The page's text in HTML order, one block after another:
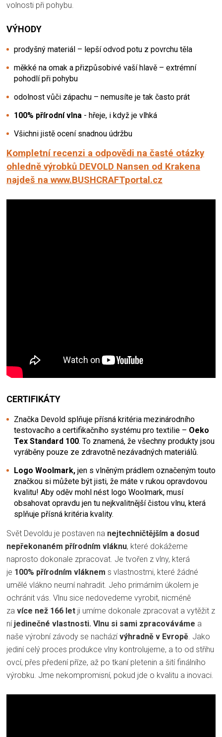
volnosti při pohybu.
VÝHODY
prodyšný materiál – lepší odvod potu z povrchu těla
měkké na omak a přizpůsobivé vaší hlavě – extrémní
pohodlí při pohybu
odolnost vůči zápachu – nemusíte je tak často prát
100% přírodní vlna - hřeje, i když je vlhká
Všichni jistě ocení snadnou údržbu
Kompletní recenzi a odpovědi na časté otázky
ohledně výrobků DEVOLD Nansen od Krakena
najdeš na www.BUSHCRAFTportal.cz
CERTIFIKÁTY
Značka Devold splňuje přísná kritéria mezinárodního
testovacího a certifikačního systému pro textilie – Oeko
Tex Standard 100. To znamená, že všechny produkty jsou
vyráběny pouze ze zdravotně nezávadných materiálů.
Logo Woolmark, jen s vlněným prádlem označeným touto
značkou si můžete být jisti, že máte v rukou opravdovou
kvalitu! Aby oděv mohl nést logo Woolmark, musí
obsahovat opravdu jen tu nejkvalitnější čistou vlnu, která
splňuje přísná kritéria kvality.
Svět Devoldu je postaven na nejtechničtějším a dosud
nepřekonaném přírodním vláknu, které dokážeme
naprosto dokonale zpracovat. Je tvořen z vlny, která
je 100% přírodním vláknem s vlastnostmi, které žádné
umělé vlákno neumí nahradit. Jeho primárním úkolem je
ochránit vás. Vlnu sice nedovedeme vyrobit, nicméně
za více než 166 let ji umíme dokonale zpracovat a vytěžit z
ní jedinečné vlastnosti. Vlnu si sami zpracováváme a
naše výrobní závody se nacházívýhradně v Evropě. Jako
jediní celý proces produkce vlny kontrolujeme, a to od střihu
ovcí, přes předení příze, až po tkaní pletenin a šití finálního
výrobku. Jme nekompromisní, pokud jde o kvalitu a inovaci.